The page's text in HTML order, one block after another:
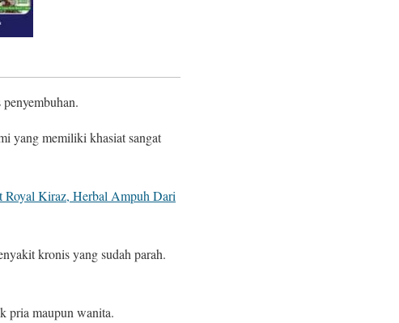
yang memiliki khasiat sangat
Royal Kiraz, Herbal Ampuh Dari
kronis yang sudah parah.
pria maupun wanita.